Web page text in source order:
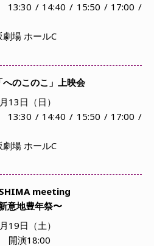
/ 14:40 / 15:50 / 17:00 /
場 ホールC
のこのこ」上映会
13日（日）
13:30 / 14:40 / 15:50 / 17:00 /
場 ホールC
meeting
意地豊年祭〜
19日（土）
開演18:00